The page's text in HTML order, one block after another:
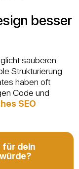
besser
sauberen
Strukturierung
haben oft
Code und
SEO
für dein